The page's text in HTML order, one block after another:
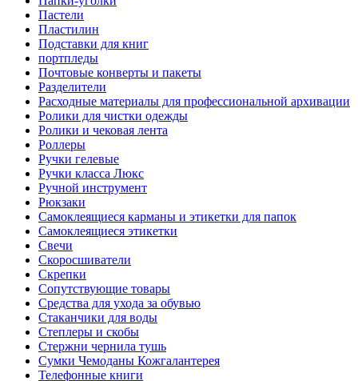
Пастели
Пластилин
Подставки для книг
портпледы
Почтовые конверты и пакеты
Разделители
Расходные материалы для профессиональной архивации
Ролики для чистки одежды
Ролики и чековая лента
Роллеры
Ручки гелевые
Ручки класса Люкс
Ручной инструмент
Рюкзаки
Самоклеящиеся карманы и этикетки для папок
Самоклеящиеся этикетки
Свечи
Скоросшиватели
Скрепки
Сопутствующие товары
Средства для ухода за обувью
Стаканчики для воды
Степлеры и скобы
Стержни чернила тушь
Сумки Чемоданы Кожгалантерея
Телефонные книги